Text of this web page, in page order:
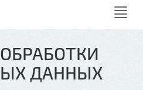
ДАННЫХ